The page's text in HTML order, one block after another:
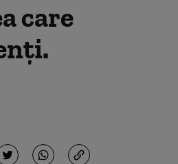
care